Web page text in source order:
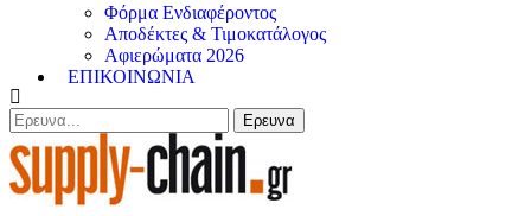
Φόρμα Ενδιαφέροντος
Αποδέκτες & Τιμοκατάλογος
Αφιερώματα 2026
ΕΠΙΚΟΙΝΩΝΙΑ